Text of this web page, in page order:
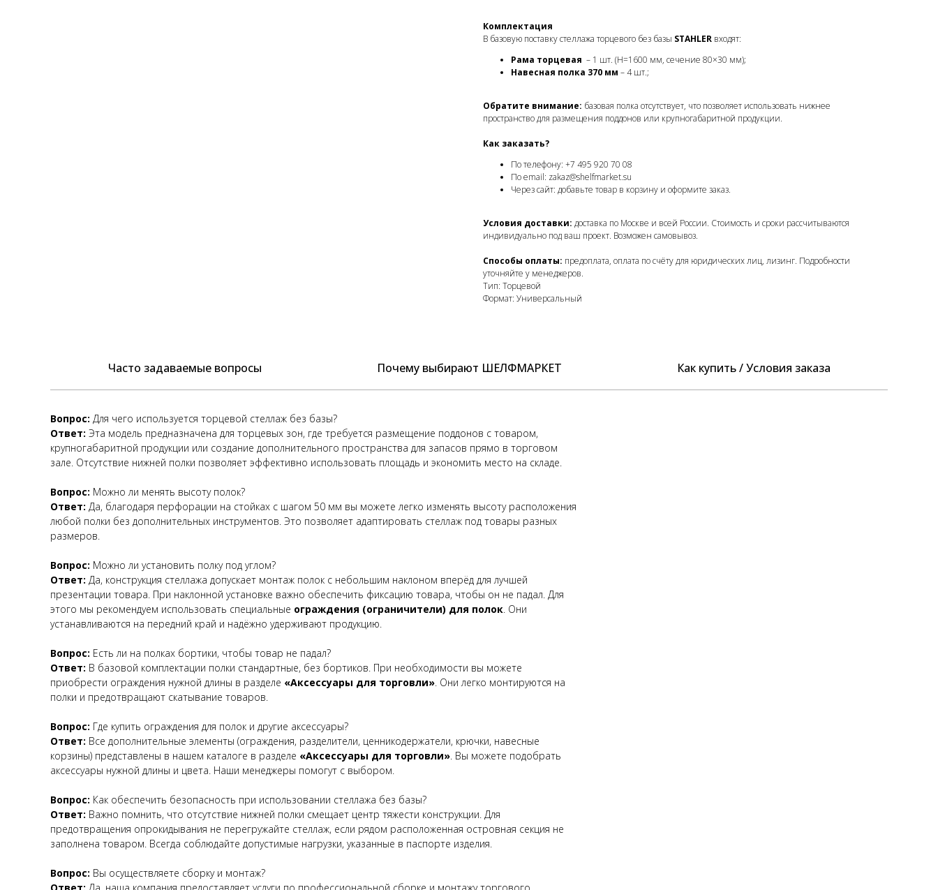
Комплектация
В базовую поставку стеллажа торцевого без базы STAHLER входят:
Рама торцевая – 1 шт. (H=1600 мм, сечение 80×30 мм);
Навесная полка 370 мм – 4 шт.;
Обратите внимание: базовая полка отсутствует, что позволяет использовать нижнее
пространство для размещения поддонов или крупногабаритной продукции.
Как заказать?
По телефону: +7 495 920 70 08
По email: zakaz@shelfmarket.su
Через сайт: добавьте товар в корзину и оформите заказ.
Условия доставки: доставка по Москве и всей России. Стоимость и сроки рассчитываются
индивидуально под ваш проект. Возможен самовывоз.
Способы оплаты: предоплата, оплата по счёту для юридических лиц, лизинг. Подробности
уточняйте у менеджеров.
Тип: Торцевой
Формат: Универсальный
Часто задаваемые вопросы Почему выбирают ШЕЛФМАРКЕТ Как купить / Условия заказа
Вопрос: Для чего используется торцевой стеллаж без базы?
Ответ: Эта модель предназначена для торцевых зон, где требуется размещение поддонов с товаром,
крупногабаритной продукции или создание дополнительного пространства для запасов прямо в торговом
зале. Отсутствие нижней полки позволяет эффективно использовать площадь и экономить место на складе.
Вопрос: Можно ли менять высоту полок?
Ответ: Да, благодаря перфорации на стойках с шагом 50 мм вы можете легко изменять высоту расположения
любой полки без дополнительных инструментов. Это позволяет адаптировать стеллаж под товары разных
размеров.
Вопрос: Можно ли установить полку под углом?
Ответ: Да, конструкция стеллажа допускает монтаж полок с небольшим наклоном вперёд для лучшей
презентации товара. При наклонной установке важно обеспечить фиксацию товара, чтобы он не падал. Для
этого мы рекомендуем использовать специальные ограждения (ограничители) для полок. Они
устанавливаются на передний край и надёжно удерживают продукцию.
Вопрос: Есть ли на полках бортики, чтобы товар не падал?
Ответ: В базовой комплектации полки стандартные, без бортиков. При необходимости вы можете
приобрести ограждения нужной длины в разделе «Аксессуары для торговли». Они легко монтируются на
полки и предотвращают скатывание товаров.
Вопрос: Где купить ограждения для полок и другие аксессуары?
Ответ: Все дополнительные элементы (ограждения, разделители, ценникодержатели, крючки, навесные
корзины) представлены в нашем каталоге в разделе «Аксессуары для торговли». Вы можете подобрать
аксессуары нужной длины и цвета. Наши менеджеры помогут с выбором.
Вопрос: Как обеспечить безопасность при использовании стеллажа без базы?
Ответ: Важно помнить, что отсутствие нижней полки смещает центр тяжести конструкции. Для
предотвращения опрокидывания не перегружайте стеллаж, если рядом расположенная островная секция не
заполнена товаром. Всегда соблюдайте допустимые нагрузки, указанные в паспорте изделия.
Вопрос: Вы осуществляете сборку и монтаж?